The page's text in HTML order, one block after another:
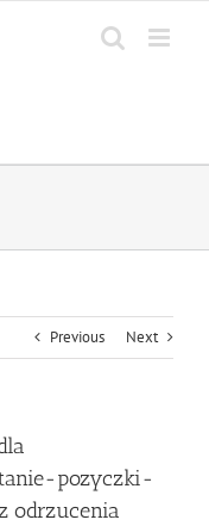
Previous Next
pozyczki-
odrzucenia